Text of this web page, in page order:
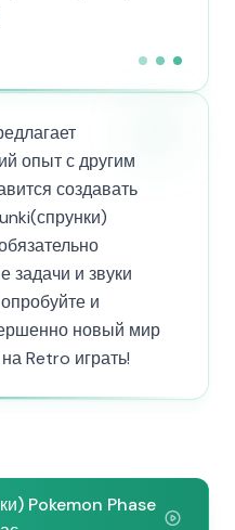
опыт с другим
создавать
задачи и звуки
и
новый мир
Retro играть!
Pokemon Phase